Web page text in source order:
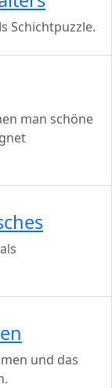
Schichtpuzzle.
man schöne
und das